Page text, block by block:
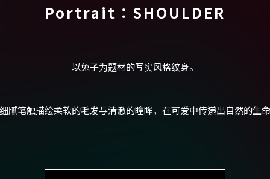
Portrait：SHOULDER
以兔子为题材的写实风格纹身。
腻笔触描绘柔软的毛发与清澈的瞳眸，在可爱中传递出自然的生